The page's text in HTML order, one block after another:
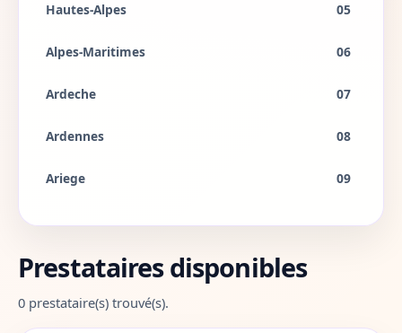
Hautes-Alpes 05
Alpes-Maritimes 06
Ardeche 07
Ardennes 08
Ariege 09
Aude
Aveyron
Prestataires disponibles
0 prestataire(s) trouvé(s).